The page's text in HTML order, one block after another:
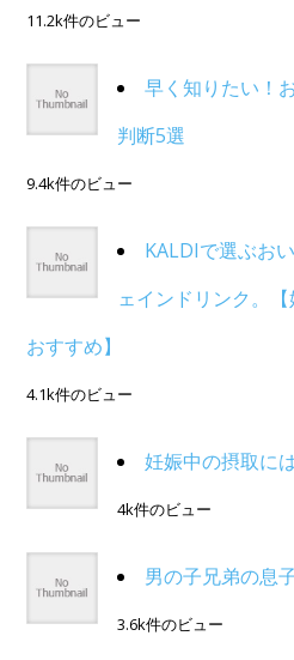
11.2k件のビュー
早く知りたい！
判断5選
9.4k件のビュー
KALDIで選ぶお
ェインドリンク。
おすすめ】
4.1k件のビュー
妊娠中の摂取に
4k件のビュー
男の子兄弟の息
3.6k件のビュー